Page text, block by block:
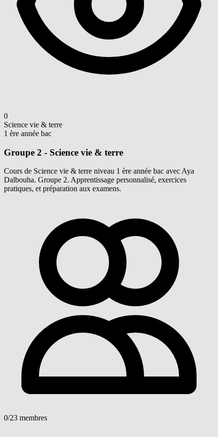
0
Science vie & terre
1 ère année bac
Groupe 2 - Science vie & terre
Cours de Science vie & terre niveau 1 ère année bac avec Aya
Dalbouha. Groupe 2. Apprentissage personnalisé, exercices
pratiques, et préparation aux examens.
0/23 membres